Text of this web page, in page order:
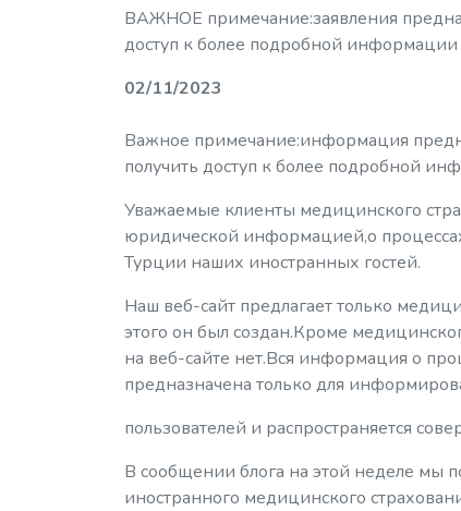
ВАЖНОЕ примечание:заявления
доступ к более подробной информации
02/11/2023
Важное примечание:информация
получить доступ к более подробной
Уважаемые клиенты медицинского
юридической информацией,о
Турции наших иностранных гостей.
Наш веб-сайт предлагает только
этого он был создан.Кроме
на веб-сайте нет.Вся информация о
предназначена только для
пользователей и распространяется
В сообщении блога на этой неделе мы
иностранного медицинского